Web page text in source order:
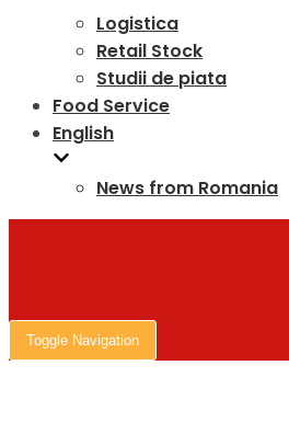
Logistica
Retail Stock
Studii de piata
Food Service
English
News from Romania
Toggle Navigation